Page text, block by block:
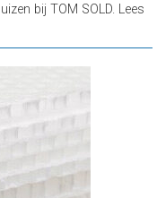
bij TOM SOLD. Lees